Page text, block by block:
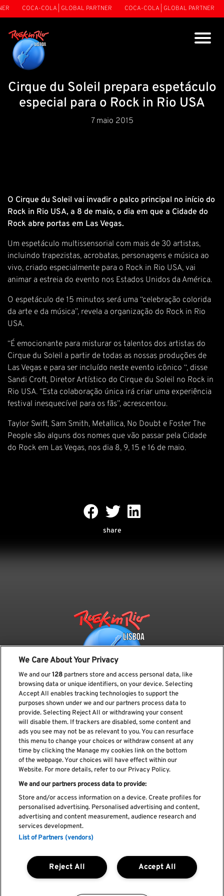
COCA-COLA | GLOBAL PARTNER COCA-COLA | GLOBAL PARTNER
Cirque du Soleil prepara espetáculo
especial para o Rock in Rio USA
7 maio 2015
O Cirque du Soleil vai invadir o palco principal no início do
Rock in Rio USA, a 8 de maio, o dia em que a Cidade do
Rock abre portas em Las Vegas.
Um espetáculo multissensorial com mais de 30 artistas,
incluindo trapezistas, acrobatas, personagens e música ao
vivo, criado especialmente para o Rock in Rio USA, vai
animar a estreia do evento nos Estados Unidos da América.
O espetáculo de 15 minutos será uma “celebração colorida
da arte e da música”, revela a organização do Rock in Rio
USA.
“É emocionante para misturar os talentos dos artistas do
Cirque du Soleil a partir de todas as nossas produções de
Las Vegas e para ser incluído neste evento icônico “, disse
Sandi Croft, Diretor Artístico do Cirque du Soleil no Rock in
Rio USA. “Esta colaboração única irá criar uma experiência
festival inesquecível para os fãs”, acrescentou.
Taylor Swift, Sam Smith, Metallica, No Doubt e Foster The
People são alguns dos nomes que vão passar pela Cidade
do Rock em Las Vegas, nos dia 8, 9, 15 e 16 de maio.
share
Subscreve a nossa newsletter
Li e aceito os Política de privacidade
Livro de Reclamações
Livro de Elogios
Política de cookies
Termos e condições
Faq's
We Care About Your Privacy
We and our128 partners store and access personal data, like
browsing data or unique identifiers, on your device. Selecting
Accept All enables tracking technologies to support the
purposes shown under we and our partners process data to
provide. Selecting Reject All or withdrawing your consent
will disable them. If trackers are disabled, some content and
ads you see may not be as relevant to you. You can resurface
this menu to change your choices or withdraw consent at any
time by clicking the Manage my cookies link on the bottom
of the webpage. Your choices will have effect within our
Website. For more details, refer to our Privacy Policy.
We and our partners process data to provide:
Store and/or access information on a device. Create profiles for
personalised advertising. Personalised advertising and content,
advertising and content measurement, audience research and
services development.
List of Partners (vendors)
Accept All
Reject All